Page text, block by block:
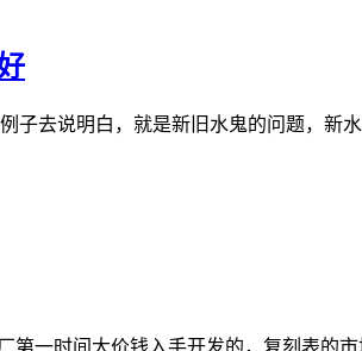
子去说明白，就是新旧水鬼的问题，新
第一时间大价钱入手开发的，复刻表的